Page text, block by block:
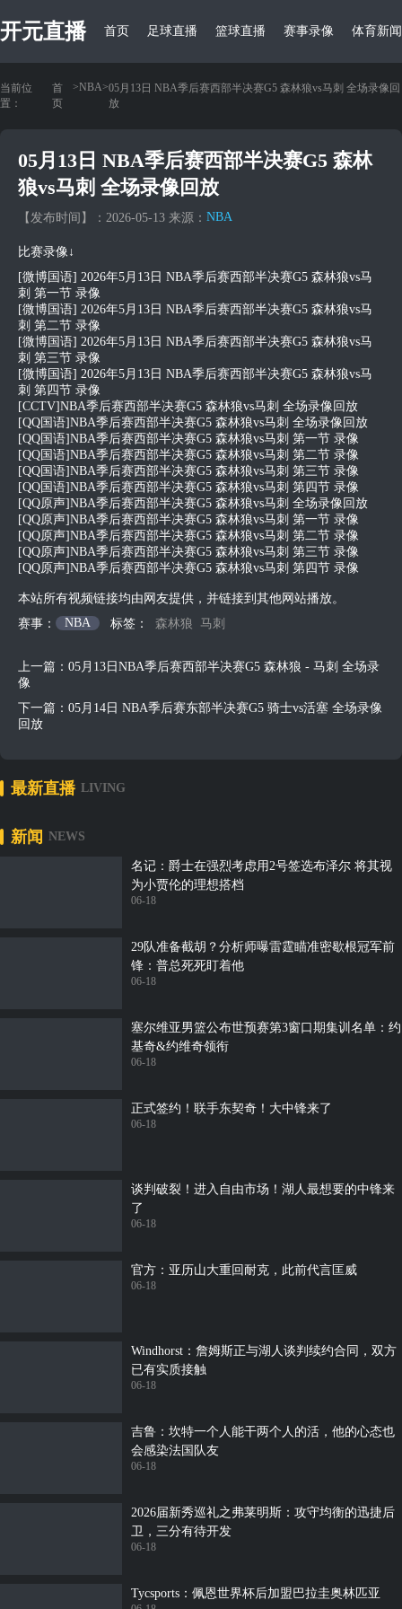
开元直播 首页 足球直播 篮球直播 赛事录像 体育新闻
当前位
置：
首
页
>NBA>05月13日 NBA季后赛西部半决赛G5 森林狼vs马刺 全场录像回
放
05月13日 NBA季后赛西部半决赛G5 森林
狼vs马刺 全场录像回放
【发布时间】：2026-05-13 来源： NBA
比赛录像↓
[微博国语] 2026年5月13日 NBA季后赛西部半决赛G5 森林狼vs马
刺 第一节 录像
[微博国语] 2026年5月13日 NBA季后赛西部半决赛G5 森林狼vs马
刺 第二节 录像
[微博国语] 2026年5月13日 NBA季后赛西部半决赛G5 森林狼vs马
刺 第三节 录像
[微博国语] 2026年5月13日 NBA季后赛西部半决赛G5 森林狼vs马
刺 第四节 录像
[CCTV]NBA季后赛西部半决赛G5 森林狼vs马刺 全场录像回放
[QQ国语]NBA季后赛西部半决赛G5 森林狼vs马刺 全场录像回放
[QQ国语]NBA季后赛西部半决赛G5 森林狼vs马刺 第一节 录像
[QQ国语]NBA季后赛西部半决赛G5 森林狼vs马刺 第二节 录像
[QQ国语]NBA季后赛西部半决赛G5 森林狼vs马刺 第三节 录像
[QQ国语]NBA季后赛西部半决赛G5 森林狼vs马刺 第四节 录像
[QQ原声]NBA季后赛西部半决赛G5 森林狼vs马刺 全场录像回放
[QQ原声]NBA季后赛西部半决赛G5 森林狼vs马刺 第一节 录像
[QQ原声]NBA季后赛西部半决赛G5 森林狼vs马刺 第二节 录像
[QQ原声]NBA季后赛西部半决赛G5 森林狼vs马刺 第三节 录像
[QQ原声]NBA季后赛西部半决赛G5 森林狼vs马刺 第四节 录像
本站所有视频链接均由网友提供，并链接到其他网站播放。
赛事：
NBA 标签： 森林狼 马刺
上一篇： 05月13日NBA季后赛西部半决赛G5 森林狼 - 马刺 全场录
像
下一篇： 05月14日 NBA季后赛东部半决赛G5 骑士vs活塞 全场录像
回放
最新直播 LIVING
新闻 NEWS
名记：爵士在强烈考虑用2号签选布泽尔 将其视
为小贾伦的理想搭档
06-18
29队准备截胡？分析师曝雷霆瞄准密歇根冠军前
锋：普总死死盯着他
06-18
塞尔维亚男篮公布世预赛第3窗口期集训名单：约
基奇&约维奇领衔
06-18
正式签约！联手东契奇！大中锋来了
06-18
谈判破裂！进入自由市场！湖人最想要的中锋来
了
06-18
官方：亚历山大重回耐克，此前代言匡威
06-18
Windhorst：詹姆斯正与湖人谈判续约合同，双方
已有实质接触
06-18
吉鲁：坎特一个人能干两个人的活，他的心态也
会感染法国队友
06-18
2026届新秀巡礼之弗莱明斯：攻守均衡的迅捷后
卫，三分有待开发
06-18
Tycsports：佩恩世界杯后加盟巴拉圭奥林匹亚